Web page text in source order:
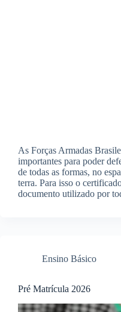
As Forças Armadas
importantes para poder
de todas as formas, no
terra. Para isso o
documento utilizado por
Ensino Básico
Pré Matrícula 2026